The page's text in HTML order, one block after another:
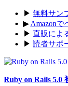
▶ 無料サン
▶ Amazonで
▶ 直販によ
▶ 読者サポ
Ruby on Rails 5.0